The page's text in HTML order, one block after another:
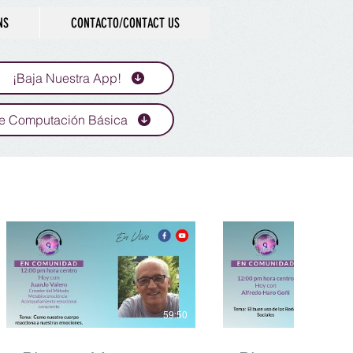
CONTACTO/CONTACT US
¡Baja Nuestra App!
Computación Básica
59:50